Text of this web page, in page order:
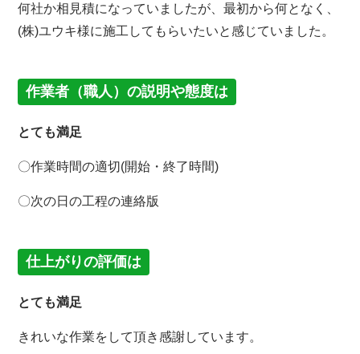
何社か相見積になっていましたが、最初から何となく、
(株)ユウキ様に施工してもらいたいと感じていました。
作業者（職人）の説明や態度は
とても満足
〇作業時間の適切(開始・終了時間)
〇次の日の工程の連絡版
仕上がりの評価は
とても満足
きれいな作業をして頂き感謝しています。